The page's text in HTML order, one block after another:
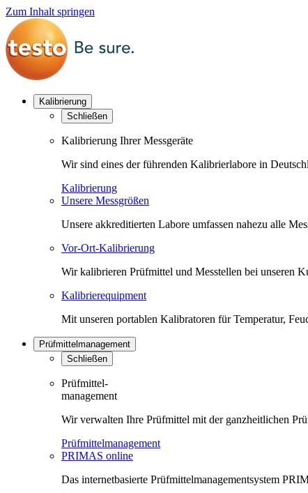
Zum Inhalt springen
Kalibrierung
Schließen
Kalibrierung Ihrer Messgeräte
Wir sind eines der führenden Kalibrierlabore in
Kalibrierung
Unsere Messgrößen
Unsere akkreditierten Labore umfassen nahezu alle
Vor-Ort-Kalibrierung
Wir kalibrieren Prüfmittel und Messtellen bei unseren
Kalibrierequipment
Mit unseren portablen Kalibratoren für Temperatur,
Prüfmittelmanagement
Schließen
Prüfmittel-
management
Wir verwalten Ihre Prüfmittel mit der ganzheitlichen
Prüfmittelmanagement
PRIMAS online
Das internetbasierte Prüfmittelmanagementsystem